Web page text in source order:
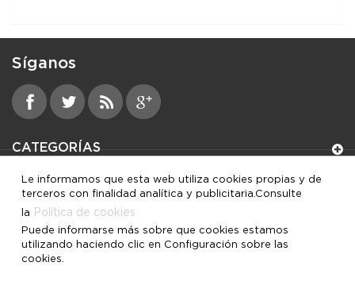
Síganos
CATEGORÍAS
INFORMACIÓN
MI CUENTA
INFORMACIÓN SOBRE LA TIENDA
Le informamos que esta web utiliza cookies propias y de
terceros con finalidad analítica y publicitaria.Consulte
la Política de cookies
Puede informarse más sobre que cookies estamos
utilizando haciendo clic en Configuración sobre las
cookies.